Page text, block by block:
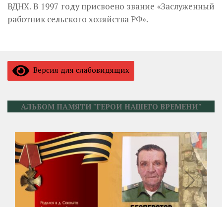
ВДНХ. В 1997 году присвоено звание «Заслуженный
работ­ник сельского хозяйства РФ».
Версия для слабовидящих
АЛЬБОМ ПАМЯТИ "ГЕРОИ НАШЕГО ВРЕМЕНИ"